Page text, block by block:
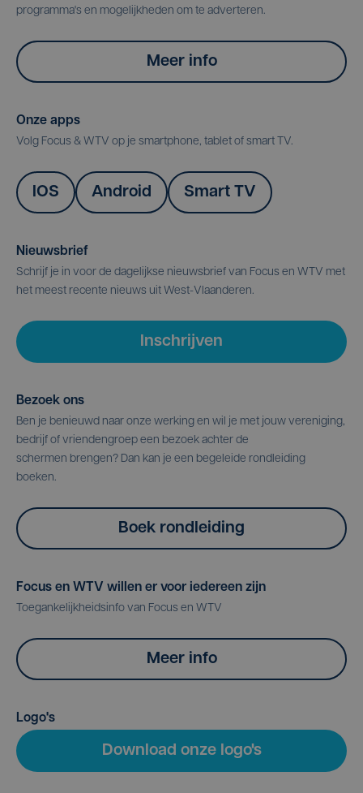
programma's en mogelijkheden om te adverteren.
Meer info
Onze apps
Volg Focus & WTV op je smartphone, tablet of smart TV.
IOS Android Smart TV
Nieuwsbrief
Schrijf je in voor de dagelijkse nieuwsbrief van Focus en WTV met
het meest recente nieuws uit West-Vlaanderen.
Inschrijven
Bezoek ons
Ben je benieuwd naar onze werking en wil je met jouw vereniging,
bedrijf of vriendengroep een bezoek achter de
schermen brengen? Dan kan je een begeleide rondleiding
boeken.
Boek rondleiding
Focus en WTV willen er voor iedereen zijn
Toegankelijkheidsinfo van Focus en WTV
Meer info
Logo's
Download onze logo's